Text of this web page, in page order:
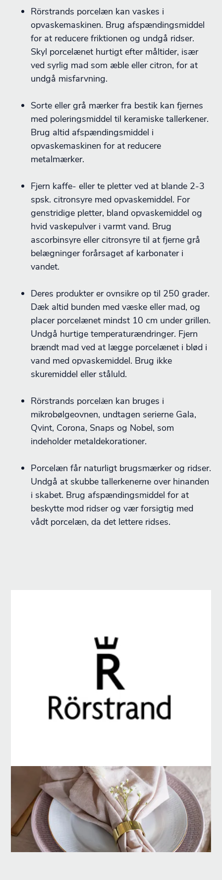
Rörstrands porcelæn kan vaskes i
opvaskemaskinen. Brug afspændingsmiddel
for at reducere friktionen og undgå ridser.
Skyl porcelænet hurtigt efter måltider, især
ved syrlig mad som æble eller citron, for at
undgå misfarvning.
Sorte eller grå mærker fra bestik kan fjernes
med poleringsmiddel til keramiske tallerkener.
Brug altid afspændingsmiddel i
opvaskemaskinen for at reducere
metalmærker.
Fjern kaffe- eller te pletter ved at blande 2-3
spsk. citronsyre med opvaskemiddel. For
genstridige pletter, bland opvaskemiddel og
hvid vaskepulver i varmt vand. Brug
ascorbinsyre eller citronsyre til at fjerne grå
belægninger forårsaget af karbonater i
vandet.
Deres produkter er ovnsikre op til 250 grader.
Dæk altid bunden med væske eller mad, og
placer porcelænet mindst 10 cm under grillen.
Undgå hurtige temperaturændringer. Fjern
brændt mad ved at lægge porcelænet i blød i
vand med opvaskemiddel. Brug ikke
skuremiddel eller ståluld.
Rörstrands porcelæn kan bruges i
mikrobølgeovnen, undtagen serierne Gala,
Qvint, Corona, Snaps og Nobel, som
indeholder metaldekorationer.
Porcelæn får naturligt brugsmærker og ridser.
Undgå at skubbe tallerkenerne over hinanden
i skabet. Brug afspændingsmiddel for at
beskytte mod ridser og vær forsigtig med
vådt porcelæn, da det lettere ridses.